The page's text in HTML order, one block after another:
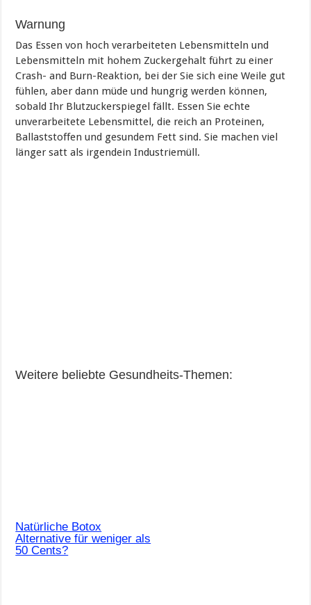
Warnung
Das Essen von hoch verarbeiteten Lebensmitteln und
Lebensmitteln mit hohem Zuckergehalt führt zu einer
Crash- and Burn-Reaktion, bei der Sie sich eine Weile gut
fühlen, aber dann müde und hungrig werden können,
sobald Ihr Blutzuckerspiegel fällt. Essen Sie echte
unverarbeitete Lebensmittel, die reich an Proteinen,
Ballaststoffen und gesundem Fett sind. Sie machen viel
länger satt als irgendein Industriemüll.
Weitere beliebte Gesundheits-Themen:
Natürliche Botox
Alternative für weniger als
50 Cents?